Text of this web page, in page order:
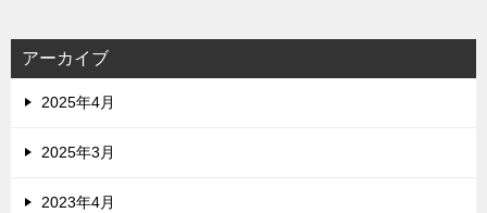
アーカイブ
2025年4月
2025年3月
2023年4月